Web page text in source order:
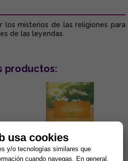
los misterios de las religiones para
de las leyendas.
productos:
usa cookies
y/o tecnologías similares que
cuando navegas. En general,